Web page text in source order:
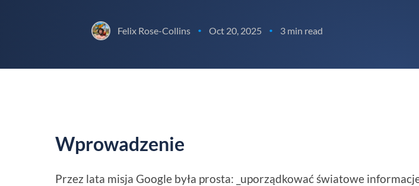
Felix Rose-Collins • Oct 20, 2025 • 3 min read
Wprowadzenie
Przez lata misja Google była prosta: _uporządkować światowe